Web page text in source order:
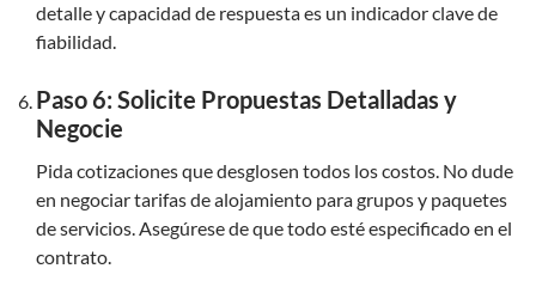
detalle y capacidad de respuesta es un indicador clave de
fiabilidad.
Paso 6: Solicite Propuestas Detalladas y
Negocie
Pida cotizaciones que desglosen todos los costos. No dude
en negociar tarifas de alojamiento para grupos y paquetes
de servicios. Asegúrese de que todo esté especificado en el
contrato.